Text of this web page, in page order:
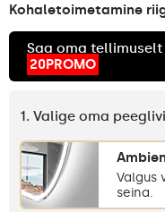
Kohaletoimetamine
Saa oma tellimuselt
20PROMO
1. Valige oma
Valgus
seina.